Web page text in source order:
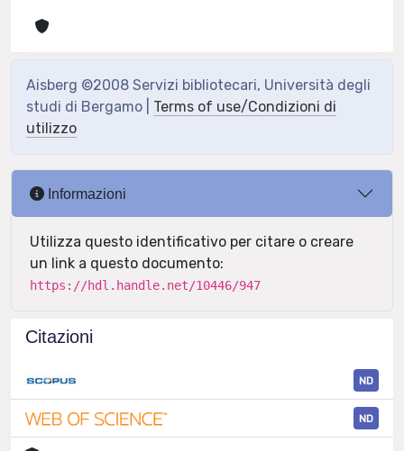
Aisberg ©2008 Servizi bibliotecari, Università degli
studi di Bergamo | Terms of use/Condizioni di
utilizzo
Informazioni
Utilizza questo identificativo per citare o creare
un link a questo documento:
https://hdl.handle.net/10446/947
Citazioni
ND
ND